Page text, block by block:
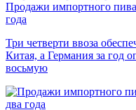
Продажи импортного пива
года
Три четверти ввоза
Китая, а Германия за год
восьмую